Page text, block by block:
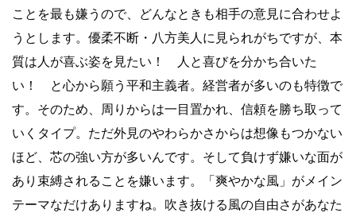
ことを最も嫌うので、どんなときも相手の意見に合わせよ
うとします。優柔不断・八方美人に見られがちですが、本
質は人が喜ぶ姿を見たい！ 人と喜びを分かち合いた
い！ と心から願う平和主義者。経営者が多いのも特徴で
す。そのため、周りからは一目置かれ、信頼を勝ち取って
いくタイプ。ただ外見のやわらかさからは想像もつかない
ほど、芯の強い方が多いんです。そして負けず嫌いな面が
あり束縛されることを嫌います。「爽やかな風」がメイン
テーマなだけありますね。吹き抜ける風の自由さがあなた